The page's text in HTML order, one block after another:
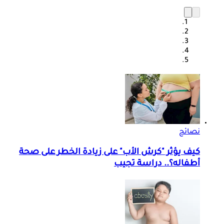
نصائح
كيف يؤثر "كرش الأب" على زيادة الخطر على صحة
أطفاله؟.. دراسة تجيب